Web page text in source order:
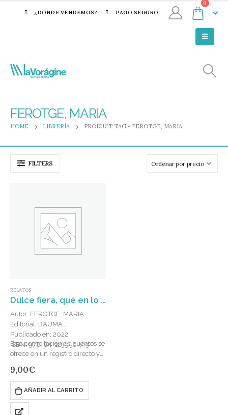
¿DÓNDE VENDEMOS? PAGO SEGURO
0
FEROTGE, MARIA
HOME LIBRERÍA PRODUCT TAG - FEROTGE, MARIA
FILTERS
RELATOS
Dulce fiera, que en lo ilícito hallas el placer
Autor: FEROTGE, MARIA
Editorial: BAUMA
Publicado en: 2022
ISBN: 978-84-123956-7-9
Esta compilación de cuentos se
ofrece en un registro directo y
temáticamente metido dentro
del género narrativo del
realismo político-social,…
9,00€
AÑADIR AL CARRITO